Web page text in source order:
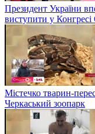
Президент України
виступити у
Містечко тварин-
Черкаський зоопарк